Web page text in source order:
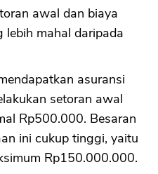
awal dan biaya
mahal daripada
asuransi
setoran awal
Rp500.000. Besaran
ini cukup tinggi, yaitu
Rp150.000.000.